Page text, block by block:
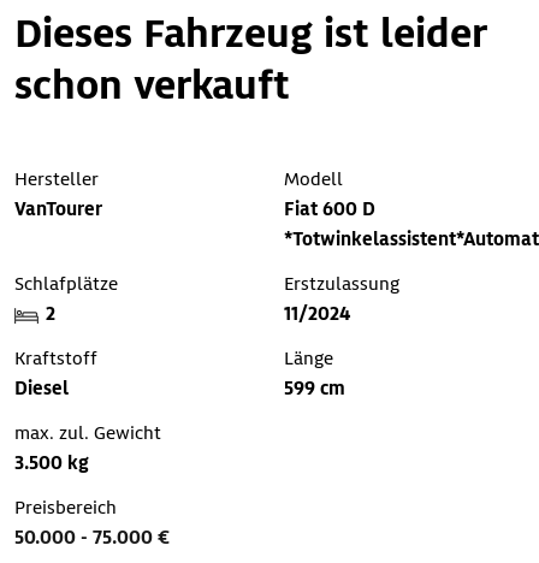
Dieses Fahrzeug ist leider
schon verkauft
Hersteller
VanTourer
Modell
Fiat 600 D
Schlafplätze
2
Erstzulassung
11/2024
Kraftstoff
Diesel
Länge
599 cm
max. zul. Gewicht
3.500 kg
Preisbereich
50.000 - 75.000 €